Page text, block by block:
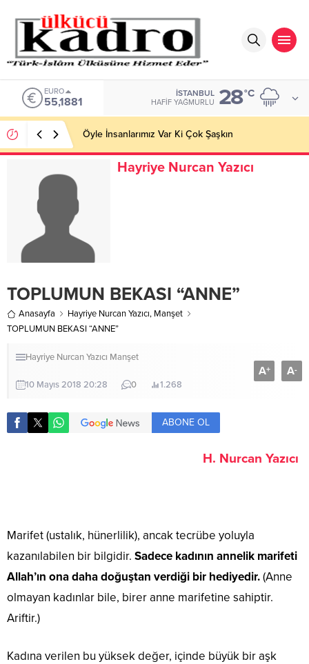
ALTIN
6.660,55
İSTANBUL
HAFIF YAĞMURLU 28°C
Öyle İnsanlarımız Var Ki Çok Şaşkın
Hayriye Nurcan Yazıcı
TOPLUMUN BEKASI “ANNE”
Anasayfa Hayriye Nurcan Yazıcı, Manşet
TOPLUMUN BEKASI “ANNE”
Hayriye Nurcan Yazıcı Manşet
10 Mayıs 2018 20:28 0 1.268
A+ A-
ABONE OL
H. Nurcan Yazıcı
Marifet (ustalık, hünerlilik), ancak tecrübe yoluyla
kazanılabilen bir bilgidir. Sadece kadının annelik marifeti
Allah’ın ona daha doğuştan verdiği bir hediyedir.(Anne
olmayan kadınlar bile, birer anne marifetine sahiptir.
Ariftir.)
Kadına verilen bu yüksek değer, içinde büyük bir aşk